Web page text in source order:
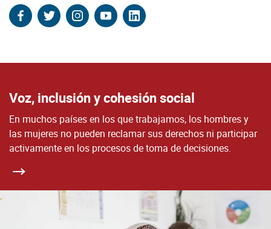
facebook
twitter
instagram
youtube
linkedin
Voz, inclusión y cohesión social
En muchos países en los que trabajamos, los hombres y
las mujeres no pueden reclamar sus derechos ni participar
activamente en los procesos de toma de decisiones.